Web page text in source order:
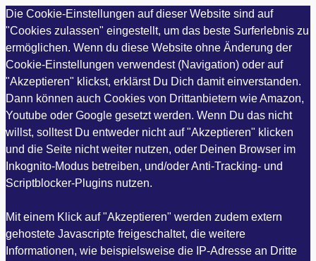
Die Cookie-Einstellungen auf dieser Website sind auf
"Cookies zulassen" eingestellt, um das beste Surferlebnis zu
ermöglichen. Wenn du diese Website ohne Änderung der
Cookie-Einstellungen verwendest (Navigation) oder auf
"Akzeptieren" klickst, erklärst Du Dich damit einverstanden.
Dann können auch Cookies von Drittanbietern wie Amazon,
Youtube oder Google gesetzt werden. Wenn Du das nicht
willst, solltest Du entweder nicht auf "Akzeptieren" klicken
und die Seite nicht weiter nutzen, oder Deinen Browser im
Inkognito-Modus betreiben, und/oder Anti-Tracking- und
Scriptblocker-Plugins nutzen.
Mit einem Klick auf "Akzeptieren" werden zudem extern
gehostete Javascripte freigeschaltet, die weitere
Informationen, wie beispielsweise die IP-Adresse an Dritte